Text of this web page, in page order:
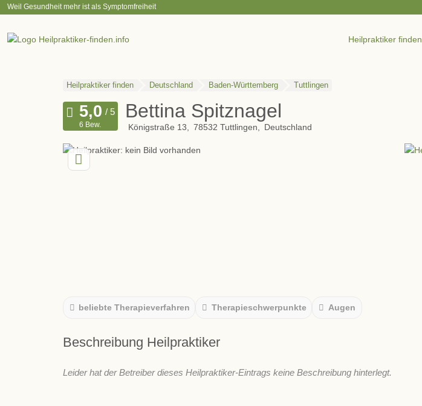
Weil Gesundheit mehr ist als Symptomfreiheit
Heilpraktiker finden
Heilpraktiker finden Deutschland Baden-Württemberg Tuttlingen
Bettina Spitznagel
Königstraße 13 78532 Tuttlingen Deutschland
6 Bew.
beliebte Therapieverfahren Therapieschwerpunkte Augen
Beschreibung Heilpraktiker
Leider hat der Betreiber dieses Heilpraktiker-Eintrags keine Beschreibung hinterlegt.